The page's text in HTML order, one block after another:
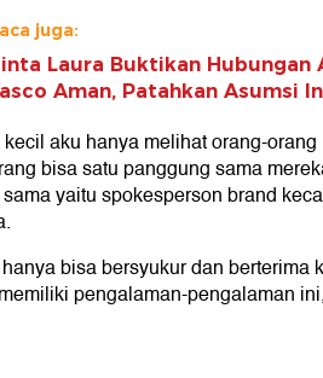
juga:
Laura Buktikan Hubungan
Aman, Patahkan Asumsi
aku hanya melihat orang-
bisa satu panggung sama
yaitu spokesperson brand
bisa bersyukur dan berterima
pengalaman-pengalaman